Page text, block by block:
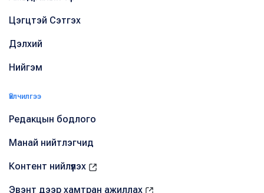
Цэгцтэй Сэтгэх
Дэлхий
Нийгэм
Үйлчилгээ
Редакцын бодлого
Манай нийтлэгчид
Контент нийлүүлэх
Эвэнт дээр хамтран ажиллах